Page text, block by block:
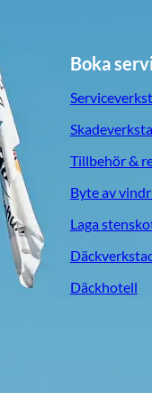
Boka
Tillbehör &
Byte av
Laga
Däckhotell